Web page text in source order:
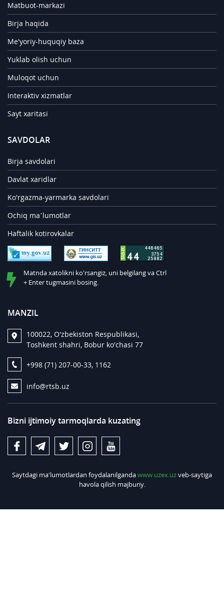
Matbuot-markazi
Birja haqida
Me'yoriy-huquqiy baza
Yuklab olish uchun
Muloqot uchun
Interaktiv xizmatlar
Sayt xaritasi
SAVDOLAR
Birja savdolari
Davlat xaridlar
Ko'rgazma-yarmarka savdolari
Ochiq ma’lumotlar
Haftalik kotirovkalar
Matnda xatolikni ko'rsangiz, uni belgilang va Ctrl
+ Enter tugmasini bosing.
MANZIL
100022, O'zbekiston Respublikasi,
Toshkent shahri, Bobur ko'chasi 77
+998 (71) 207-00-33, 1162
info@rtsb.uz
Bizni ijtimoiy tarmoqlarda kuzating
Saytdagi ma'lumotlardan foydalanilgandawww.uzex.uzveb-saytiga
havola qilish majburiy.